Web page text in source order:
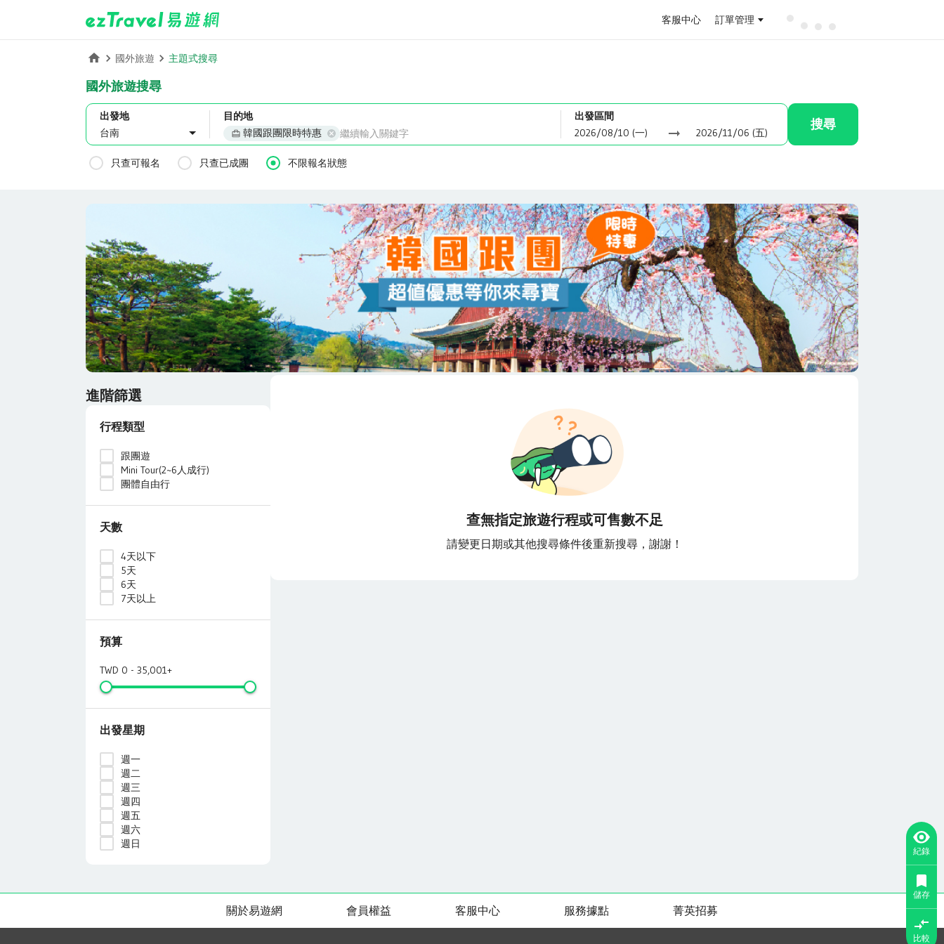
客服中心 訂單管理
國外旅遊 主題式搜尋
國外旅遊搜尋
出發地
台南
目的地
韓國跟團限時特惠
出發區間
搜尋
只查可報名 只查已成團 不限報名狀態
進階篩選
行程類型
跟團遊
Mini Tour(2~6人成行)
團體自由行
天數
4天以下
5天
6天
7天以上
預算
TWD 0 - 35,001+
出發星期
週一
週二
週三
週四
週五
週六
週日
紀錄
儲存
比較
查無指定旅遊行程或可售數不足
請變更日期或其他搜尋條件後重新搜尋，謝謝！
關於易遊網 會員權益 客服中心 服務據點 菁英招募